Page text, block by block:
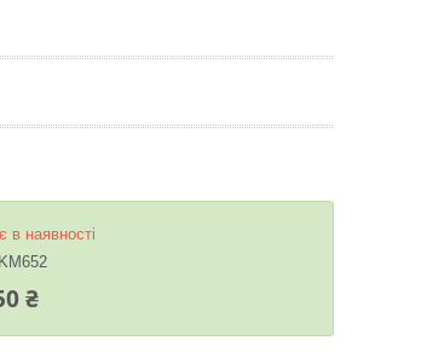
в наявності
KM652
₴